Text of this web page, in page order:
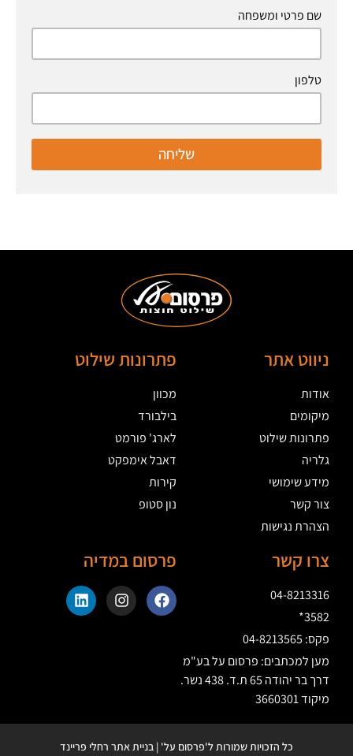
שם פרטי ומשפחה
טלפון
שליחה
ניווט אתר
אודות
מיקומים
פתרונות שילוט
גלריה
מידע שימושי
צור קשר
הצהרת נגישות
פתרונות שילוט
מכוון
בילבורד
לארג' פורמט
דאבל אימפקט
קירות
נון סטופ
צרו קשר
04-8213316
3582*
פקס: 04-8213565
מען למכתבים: פרסום על בע"מ
דרך בר יהודה 65 ת.ד. 438 נשר.
מיקוד 3660301
פרסום במדיה
כל הזכויות שמורות ל'פרסום על' | בניית אתר רחלי פריינד